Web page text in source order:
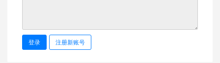
登录 注册新账号